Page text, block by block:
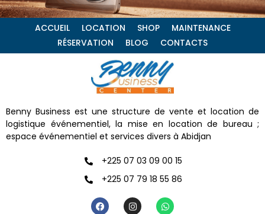
ACCUEIL LOCATION SHOP
MAINTENANCE
RÉSERVATION
BLOG CONTACTS
Benny Business est une structure de vente et location de
logistique événementiel, la mise en location de bureau ;
espace événementiel et services divers à Abidjan
+225 07 03 09 00 15
+225 07 79 18 55 86